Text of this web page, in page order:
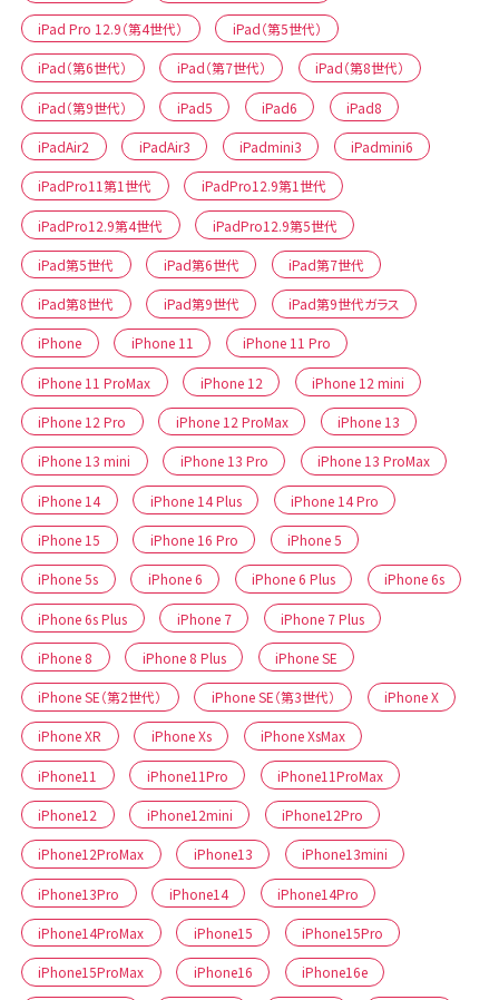
iPad Pro 12.9（第4世代） iPad（第5世代）
iPad（第6世代） iPad（第7世代） iPad（第8世代）
iPad（第9世代） iPad5 iPad6 iPad8
iPadAir2 iPadAir3 iPadmini3 iPadmini6
iPadPro11第1世代 iPadPro12.9第1世代
iPadPro12.9第4世代 iPadPro12.9第5世代
iPad第5世代 iPad第6世代 iPad第7世代
iPad第8世代 iPad第9世代 iPad第9世代ガラス
iPhone iPhone 11 iPhone 11 Pro
iPhone 11 ProMax iPhone 12 iPhone 12 mini
iPhone 12 Pro iPhone 12 ProMax iPhone 13
iPhone 13 mini iPhone 13 Pro iPhone 13 ProMax
iPhone 14 iPhone 14 Plus iPhone 14 Pro
iPhone 15 iPhone 16 Pro iPhone 5
iPhone 5s iPhone 6 iPhone 6 Plus iPhone 6s
iPhone 6s Plus iPhone 7 iPhone 7 Plus
iPhone 8 iPhone 8 Plus iPhone SE
iPhone SE（第2世代） iPhone SE（第3世代） iPhone X
iPhone XR iPhone Xs iPhone XsMax
iPhone11 iPhone11Pro iPhone11ProMax
iPhone12 iPhone12mini iPhone12Pro
iPhone12ProMax iPhone13 iPhone13mini
iPhone13Pro iPhone14 iPhone14Pro
iPhone14ProMax iPhone15 iPhone15Pro
iPhone15ProMax iPhone16 iPhone16e